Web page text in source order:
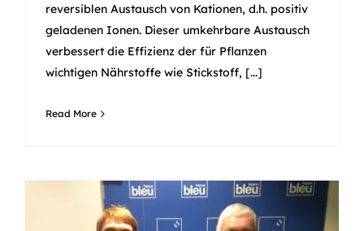
reversiblen Austausch von Kationen, d.h. positiv
geladenen Ionen. Dieser umkehrbare Austausch
verbessert die Effizienz der für Pflanzen
wichtigen Nährstoffe wie Stickstoff, [...]
Read More